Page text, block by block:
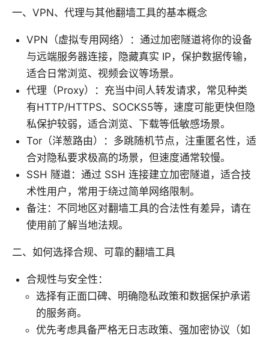
一、VPN、代理与其他翻墙工具的基本概念
VPN（虚拟专用网络）：通过加密隧道将你的设备
与远端服务器连接，隐藏真实 IP，保护数据传输，
适合日常浏览、视频会议等场景。
代理（Proxy）：充当中间人转发请求，常见种类
有HTTP/HTTPS、SOCKS5等，速度可能更快但隐
私保护较弱，适合浏览、下载等低敏感场景。
Tor（洋葱路由）：多跳随机节点，注重匿名性，适
合对隐私要求极高的场景，但速度通常较慢。
SSH 隧道：通过 SSH 连接建立加密隧道，适合技
术性用户，常用于绕过简单网络限制。
备注：不同地区对翻墙工具的合法性有差异，请在
使用前了解当地法规。
二、如何选择合规、可靠的翻墙工具
合规性与安全性：
选择有正面口碑、明确隐私政策和数据保护承诺
的服务商。
优先考虑具备严格无日志政策、强加密协议（如